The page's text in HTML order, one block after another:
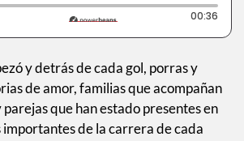
Tiempo transcurrido: 0 segundos 00:36
y detrás de cada gol, porras y
de amor, familias que acompañan
que han estado presentes en
importantes de la carrera de cada